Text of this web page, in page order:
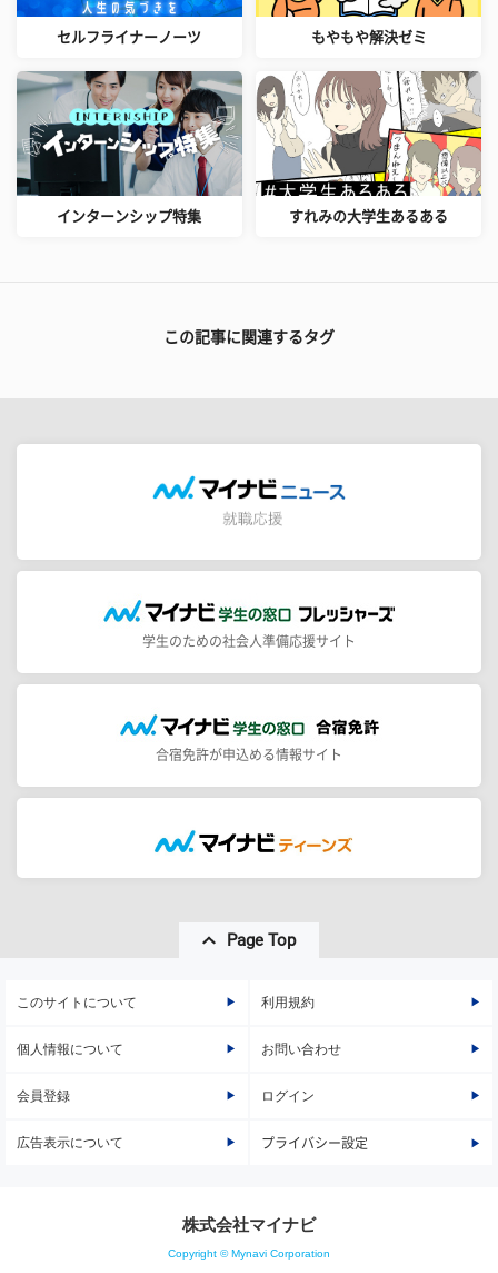
セルフライナーノーツ もやもや解決ゼミ
インターンシップ特集 すれみの大学生あるある
この記事に関連するタグ
学生のための社会人準備応援サイト
合宿免許が申込める情報サイト
Page Top
このサイトについて 利用規約
個人情報について お問い合わせ
会員登録 ログイン
広告表示について プライバシー設定
株式会社マイナビ
Copyright © Mynavi Corporation